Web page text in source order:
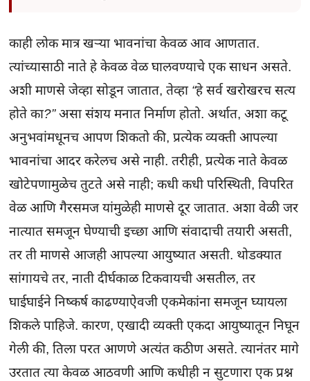
काही लोक मात्र खऱ्या भावनांचा केवळ आव आणतात.
त्यांच्यासाठी नाते हे केवळ वेळ घालवण्याचे एक साधन असते.
अशी माणसे जेव्हा सोडून जातात, तेव्हा “हे सर्व खरोखरच सत्य
होते का?”असा संशय मनात निर्माण होतो. अर्थात, अशा कटू
अनुभवांमधूनच आपण शिकतो की, प्रत्येक व्यक्ती आपल्या
भावनांचा आदर करेलच असे नाही. तरीही, प्रत्येक नाते केवळ
खोटेपणामुळेच तुटते असे नाही; कधी कधी परिस्थिती, विपरित
वेळ आणि गैरसमज यांमुळेही माणसे दूर जातात. अशा वेळी जर
नात्यात समजून घेण्याची इच्छा आणि संवादाची तयारी असती,
तर ती माणसे आजही आपल्या आयुष्यात असती. थोडक्यात
सांगायचे तर, नाती दीर्घकाळ टिकवायची असतील, तर
घाईघाईने निष्कर्ष काढण्याऐवजी एकमेकांना समजून घ्यायला
शिकले पाहिजे. कारण, एखादी व्यक्ती एकदा आयुष्यातून निघून
गेली की, तिला परत आणणे अत्यंत कठीण असते. त्यानंतर मागे
उरतात त्या केवळ आठवणी आणि कधीही न सुटणारा एक प्रश्न